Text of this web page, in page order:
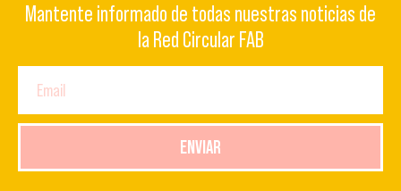
Mantente informado de todas nuestras noticias de
la Red Circular FAB
ENVIAR